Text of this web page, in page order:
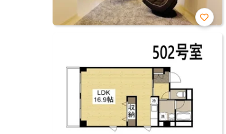
お気
に入
り登
録